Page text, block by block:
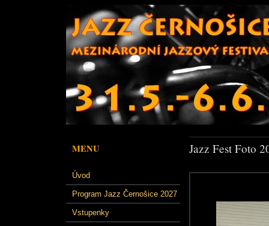
MENU
Úvod
Program Jazz Černošice 2027
Vstupenky
Jazz Fest Foto